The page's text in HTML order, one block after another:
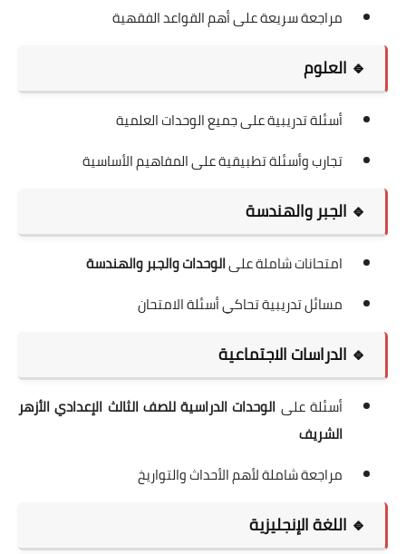
مراجعة سريعة على أهم القواعد الفقهية
🔹 العلوم
أسئلة تدريبية على جميع الوحدات العلمية
تجارب وأسئلة تطبيقية على المفاهيم الأساسية
🔹 الجبر والهندسة
امتحانات شاملة علىالوحدات والجبر والهندسة
مسائل تدريبية تحاكي أسئلة الامتحان
🔹 الدراسات الاجتماعية
أسئلة على الوحدات الدراسية للصف الثالث الإعدادي الأزهر
الشريف
مراجعة شاملة لأهم الأحداث والتواريخ
🔹 اللغة الإنجليزية